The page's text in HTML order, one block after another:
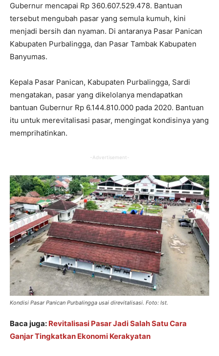
Gubernur mencapai Rp 360.607.529.478. Bantuan
tersebut mengubah pasar yang semula kumuh, kini
menjadi bersih dan nyaman. Di antaranya Pasar Panican
Kabupaten Purbalingga, dan Pasar Tambak Kabupaten
Banyumas.
Kepala Pasar Panican, Kabupaten Purbalingga, Sardi
mengatakan, pasar yang dikelolanya mendapatkan
bantuan Gubernur Rp 6.144.810.000 pada 2020. Bantuan
itu untuk merevitalisasi pasar, mengingat kondisinya yang
memprihatinkan.
-Advertisement-
Kondisi Pasar Panican Purbalingga usai direvitalisasi. Foto: Ist.
Baca juga: Revitalisasi Pasar Jadi Salah Satu Cara
Ganjar Tingkatkan Ekonomi Kerakyatan